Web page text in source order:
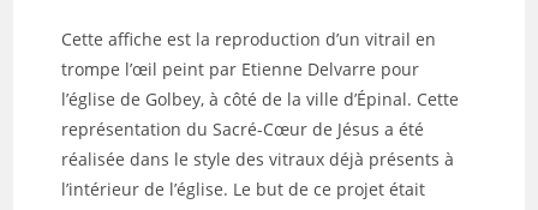
Cette affiche est la reproduction d’un vitrail en
trompe l’œil peint par Etienne Delvarre pour
l’église de Golbey, à côté de la ville d’Épinal. Cette
représentation du Sacré-Cœur de Jésus a été
réalisée dans le style des vitraux déjà présents à
l’intérieur de l’église. Le but de ce projet était